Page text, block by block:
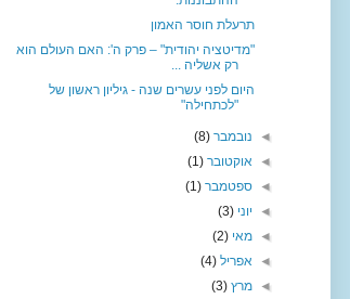
תרעלת חוסר האמון
"מדיטציה יהודית" – פרק ה': האם העולם הוא
רק אשליה ...
היום לפני עשרים שנה - גיליון ראשון של
"לכתחילה"
◄ נובמבר(8)
◄ אוקטובר(1)
◄ספטמבר(1)
◄ יוני(3)
◄מאי(2)
◄ אפריל(4)
◄מרץ(3)